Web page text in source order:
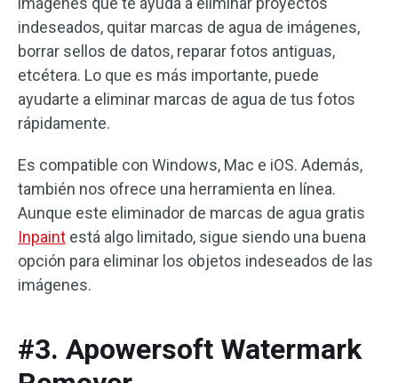
indeseados, quitar marcas de agua de imágenes,
borrar sellos de datos, reparar fotos antiguas,
etcétera. Lo que es más importante, puede
ayudarte a eliminar marcas de agua de tus fotos
rápidamente.
Es compatible con Windows, Mac e iOS. Además,
también nos ofrece una herramienta en línea.
Aunque este eliminador de marcas de agua gratis
Inpaint está algo limitado, sigue siendo una buena
opción para eliminar los objetos indeseados de las
imágenes.
#3. Apowersoft Watermark